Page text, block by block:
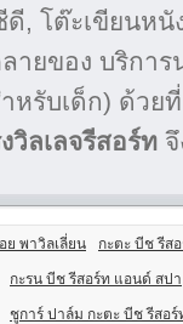
ดี, โต๊ะเขียนห
ายของ บริกา
หรับเด็ก) ด้วย
วิลเลจรีสอร์ท
ย พาวิลเลี่ยน กะตะ บีช รีส
กะรน บีช รีสอร์ท แอนด์ สปา
ชูการ์ ปาล์ม กะตะ บีช รีสอร์